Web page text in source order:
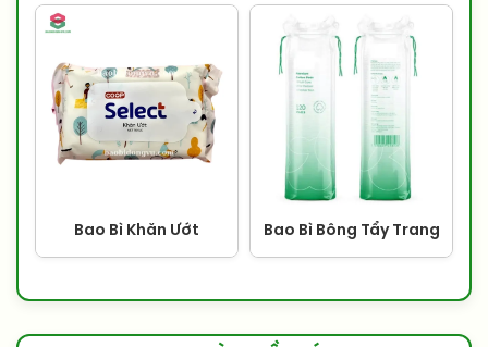
Bao Bì Khăn Ướt Bao Bì Bông Tẩy Trang